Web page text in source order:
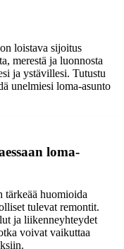
loistava sijoitus
merestä ja luonnosta
ja ystävillesi. Tutustu
unelmiesi loma-asunto
loma-
tärkeää huomioida
tulevat remontit.
ja liikenneyhteydet
voivat vaikuttaa